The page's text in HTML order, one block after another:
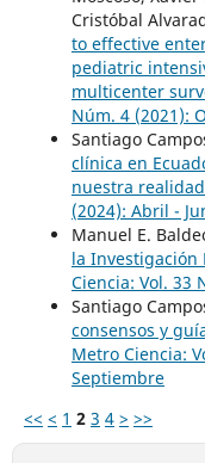
Cristóbal
to effective
pediatric
multicenter
Núm. 4 (2021):
Santiago
clínica en
nuestra
(2024): Abril -
Manuel E.
la Investigación
Ciencia: Vol. 33
Santiago
consensos y
Metro Ciencia:
Septiembre
<< < 1 2 3 4 > >>